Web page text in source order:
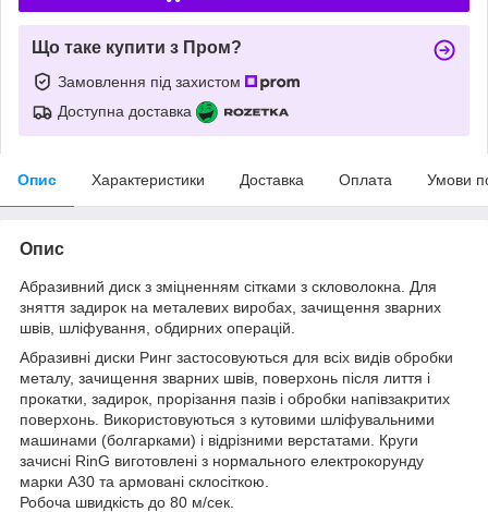
Що таке купити з Пром?
Замовлення під захистом
Доступна доставка
Опис Характеристики Доставка Оплата Умови
Опис
Абразивний диск з зміцненням сітками з скловолокна. Для
зняття задирок на металевих виробах, зачищення зварних
швів, шліфування, обдирних операцій.
Абразивні диски Ринг застосовуються для всіх видів обробки
металу, зачищення зварних швів, поверхонь після лиття і
прокатки, задирок, прорізання пазів і обробки напівзакритих
поверхонь. Використовуються з кутовими шліфувальними
машинами (болгарками) і відрізними верстатами. Круги
зачисні RinG виготовлені з нормального електрокорунду
марки A30 та армовані склосіткою.
Робоча швидкість до 80 м/сек.